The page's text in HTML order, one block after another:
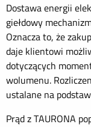
Dostawa energii
giełdowy
Oznacza to, że
daje klientowi
dotyczących
wolumenu.
ustalane na
Prąd z TAURONA